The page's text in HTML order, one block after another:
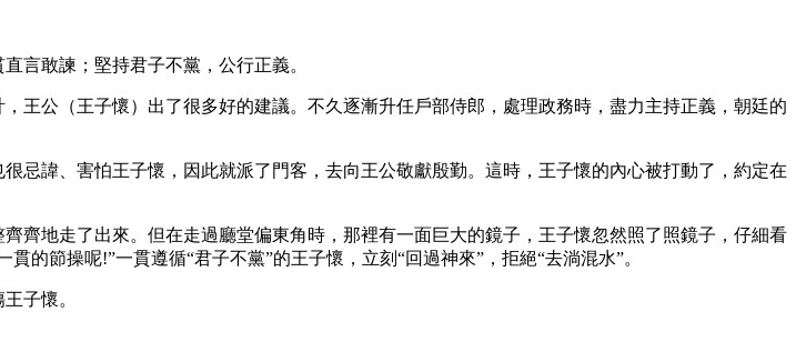
言敢諫；堅持君子不黨，公行正義。
王公（王子懷）出了很多好的建議。不久逐漸升任戶部侍郎，處理政務時，盡力主持正義，朝廷的
忌諱、害怕王子懷，因此就派了門客，去向王公敬獻殷勤。這時，王子懷的內心被打動了，約定在
齊地走了出來。但在走過廳堂偏東角時，那裡有一面巨大的鏡子，王子懷忽然照了照鏡子，仔細看
的節操呢!”一貫遵循“君子不黨”的王子懷，立刻“回過神來”，拒絕“去淌混水”。
子懷。